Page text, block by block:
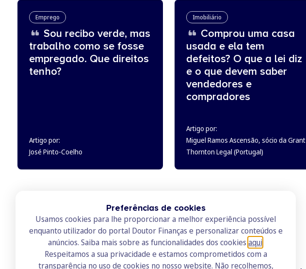
Emprego
Sou recibo verde, mas
trabalho como se fosse
empregado. Que direitos
tenho?
Artigo por:
José Pinto-Coelho
Imobiliário
Comprou uma casa
usada e ela tem
defeitos? O que a lei diz
e o que devem saber
vendedores e
compradores
Artigo por:
Miguel Ramos Ascensão, sócio da Grant
Thornton Legal (Portugal)
Preferências de cookies
Usamos cookies para lhe proporcionar a melhor experiência possível
enquanto utilizador do portal Doutor Finanças e personalizar conteúdos e
anúncios. Saiba mais sobre as funcionalidades dos cookies aqui
Respeitamos a sua privacidade e estamos comprometidos com a
transparência no uso de cookies no nosso website. Não recolhemos,